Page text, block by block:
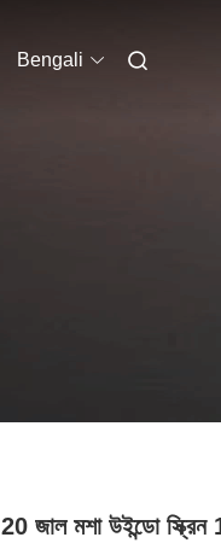
Bengali
20 জাল মশা উইন্ডো